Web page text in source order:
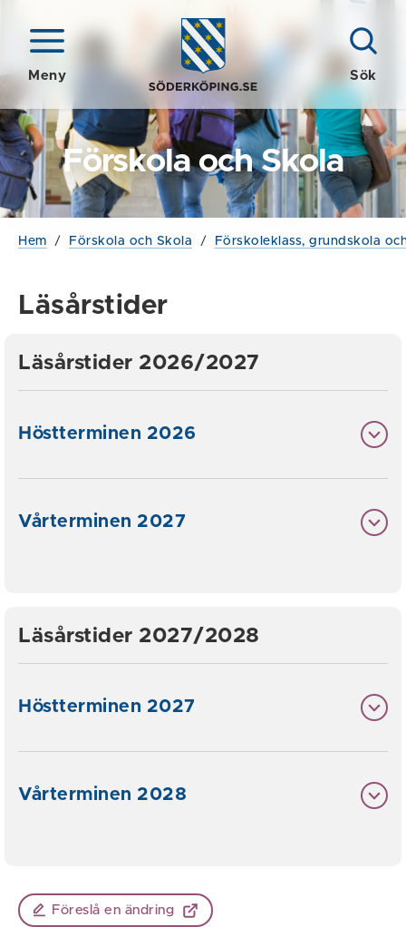
Meny Sök
Förskola och Skola
Hem / Förskola och Skola / Förskoleklass, grundskola
Läsårstider
Läsårstider 2026/2027
Höstterminen 2026
Vårterminen 2027
Läsårstider 2027/2028
Höstterminen 2027
Vårterminen 2028
Föreslå en ändring